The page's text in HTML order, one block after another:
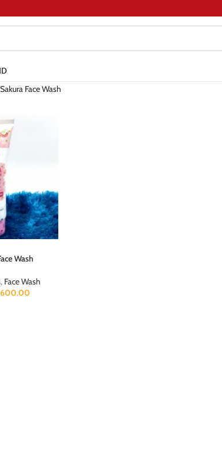
Face Wash
Wash
, Face Wash
600.00